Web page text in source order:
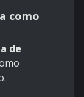
como
de